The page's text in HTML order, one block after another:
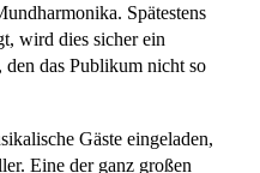
Spätestens
wird dies sicher ein
den das Publikum nicht so
Gäste eingeladen,
Eine der ganz großen